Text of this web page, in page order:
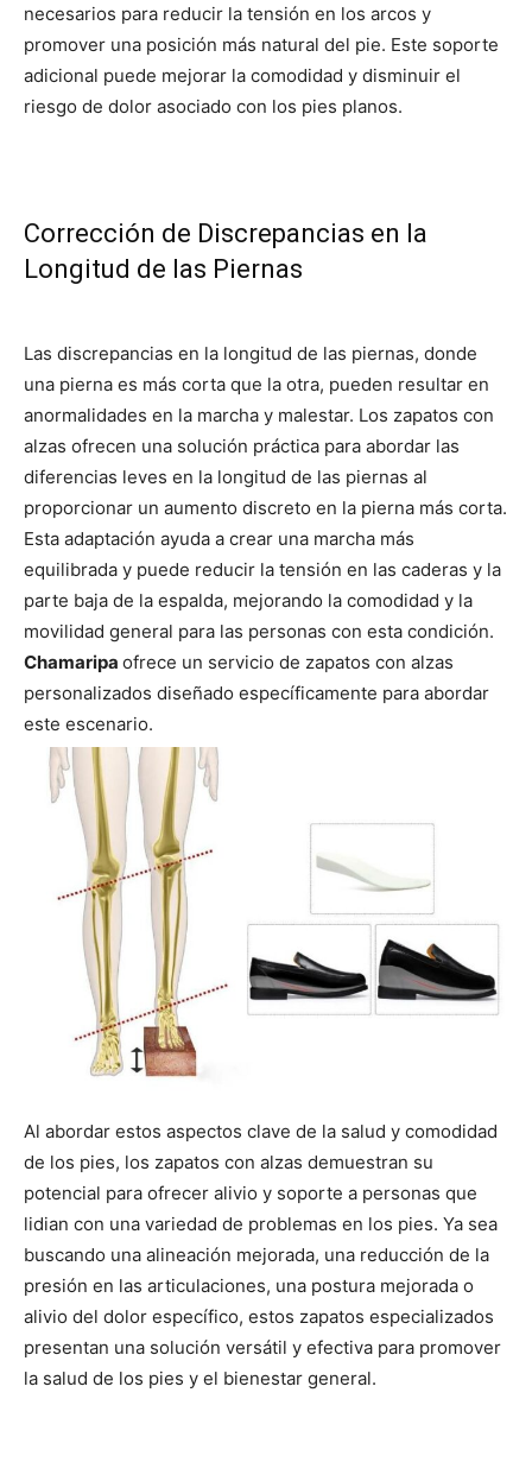
necesarios para reducir la tensión en los arcos y
promover una posición más natural del pie. Este soporte
adicional puede mejorar la comodidad y disminuir el
riesgo de dolor asociado con los pies planos.
Corrección de Discrepancias en la
Longitud de las Piernas
Las discrepancias en la longitud de las piernas, donde
una pierna es más corta que la otra, pueden resultar en
anormalidades en la marcha y malestar. Los zapatos con
alzas ofrecen una solución práctica para abordar las
diferencias leves en la longitud de las piernas al
proporcionar un aumento discreto en la pierna más corta.
Esta adaptación ayuda a crear una marcha más
equilibrada y puede reducir la tensión en las caderas y la
parte baja de la espalda, mejorando la comodidad y la
movilidad general para las personas con esta condición.
Chamaripa ofrece un servicio de zapatos con alzas
personalizados diseñado específicamente para abordar
este escenario.
Al abordar estos aspectos clave de la salud y comodidad
de los pies, los zapatos con alzas demuestran su
potencial para ofrecer alivio y soporte a personas que
lidian con una variedad de problemas en los pies. Ya sea
buscando una alineación mejorada, una reducción de la
presión en las articulaciones, una postura mejorada o
alivio del dolor específico, estos zapatos especializados
presentan una solución versátil y efectiva para promover
la salud de los pies y el bienestar general.